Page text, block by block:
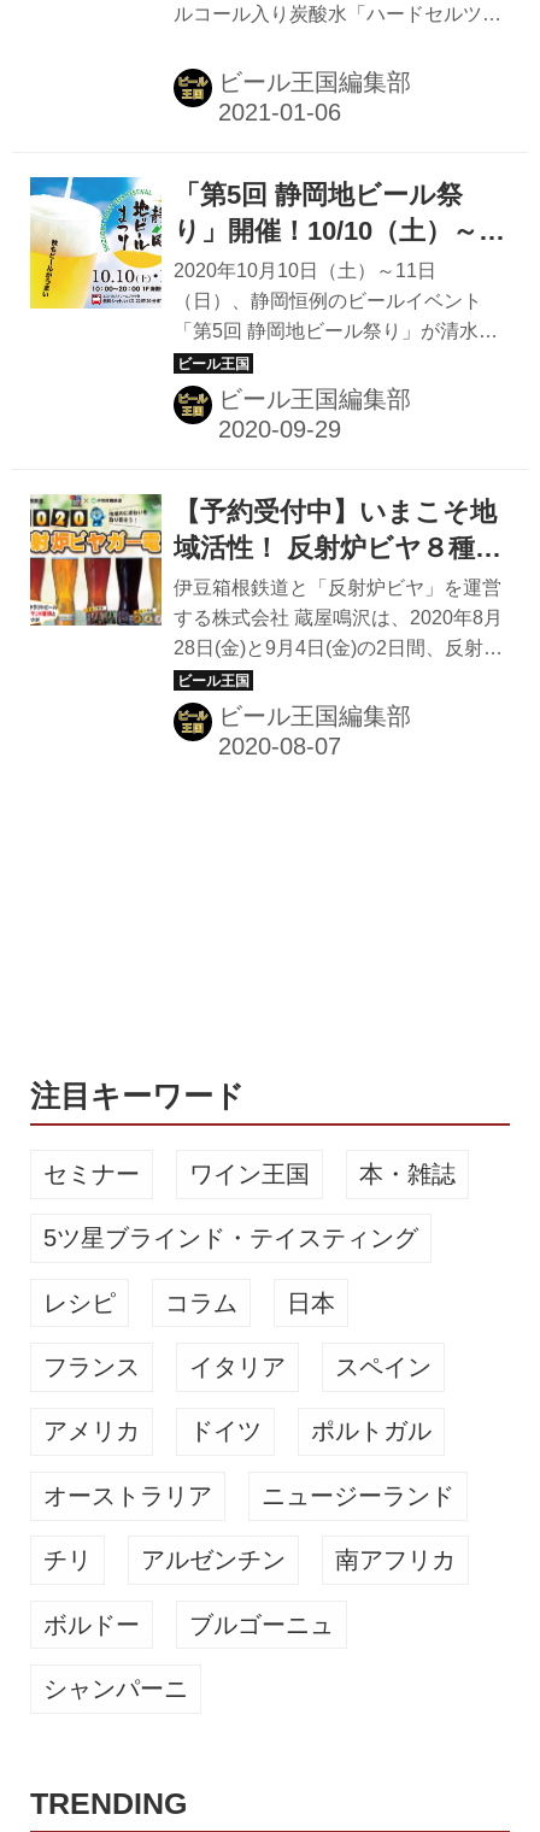
いる。 反射炉ビヤの山田隼平醸造長
代に好んでいたココ・ファーム・ワイ
ナリーの「甲州...
―「三代目山の神」発売
ルコール入り炭酸水「ハードセルツァ
ワーとの違いは、主にサトウキビ由来
の糖分で発酵させたものに天然果汁や
が低く、グルテンフリーで低アルコー
ルという特徴が、健康志向が強い若い
メリカで大ブームの次世代のクラフト
ドリンクだ。 味わいもすっきりとした
ものが多いことから、スポーツアクテ
ィビティの後にぴったりなドリンクと
して、静岡県浜松市のブリューパブ
Octagon Brewingから、プロアスリー
ビール王国編集部
「第5回 静岡地ビール祭
り」開催！10/10（土）～
11（日）は駿河湾を眺める
清水港で静岡と全国のビー
ル＆グルメを堪能しよう
2020年10月10日（土）～11日
（日）、静岡恒例のビールイベント
「第5回 静岡地ビール祭り」が清水港
で開催される。 会場は静岡市清水区に
ある複合商業施設「エスパルスドリー
ムプラザ」 晴れた日には、駿河湾越し
いにある観光スポットだ。 会場は駿河
湾と富士山を望む最高のロケーション
ザ」1Fの海側デッキ部分で開催。 静
岡県内のブルワリーやビアバーはもち
ろん、全国から選りすぐりのビールメ
ーカーが集結する。 ビールがすすむ料
理ブースも同時に出店。 静岡おでんに
カレーもつ、桜エビコロッケ、自家
ビール王国編集部
【予約受付中】いまこそ地
域活性！ 反射炉ビヤ８種類
が飲み放題のビール列車
「2020 反射炉ビアガー電
車」運行決定
伊豆箱根鉄道と「反射炉ビヤ」を運営
する株式会社 蔵屋鳴沢は、2020年8月
28日(金)と9月4日(金)の2日間、反射炉
ビヤのビールが飲み放題のビール電車
「2020反射炉ビヤガー電車」を運行す
る。 『2020反射炉ビヤガー電車』共
ビール王国編集部
注目キーワード
セミナー ワイン王国 本・雑誌
5ツ星ブラインド・テイスティング
レシピ コラム 日本
フランス イタリア スペイン
アメリカ ドイツ ポルトガル
オーストラリア ニュージーランド
チリ アルゼンチン 南アフリカ
ボルドー ブルゴーニュ
シャンパーニ
TRENDING